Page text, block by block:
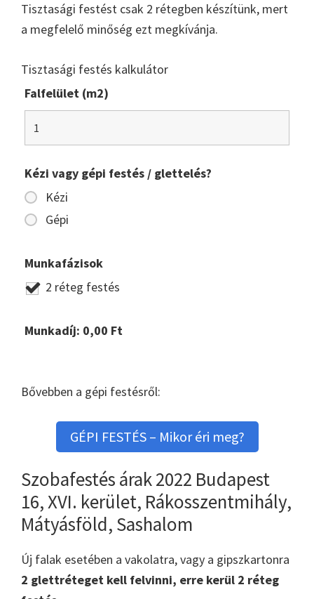
Tisztasági festést csak 2 rétegben készítünk, mert
a megfelelő minőség ezt megkívánja.
Tisztasági festés kalkulátor
Falfelület (m2)
Kézi vagy gépi festés / glettelés?
Kézi
Gépi
Munkafázisok
2 réteg festés
Munkadíj: 0,00 Ft
Bővebben a gépi festésről:
GÉPI FESTÉS – Mikor éri meg?
Szobafestés árak 2022 Budapest
16, XVI. kerület, Rákosszentmihály,
Mátyásföld, Sashalom
Új falak esetében a vakolatra, vagy a gipszkartonra
2 glettréteget kell felvinni, erre kerül 2 réteg